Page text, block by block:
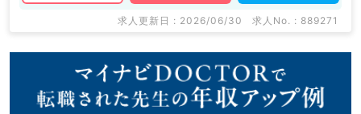
求人更新日 : 2026/06/30 求人No. : 889271